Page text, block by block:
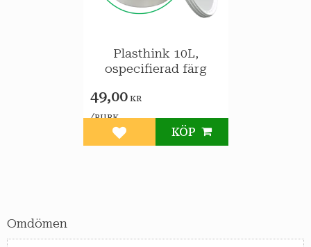
Omdömen
Plasthink 10L,
ospecifierad färg
49,00KR
/BURK
Lägg till i favoriter
KÖP